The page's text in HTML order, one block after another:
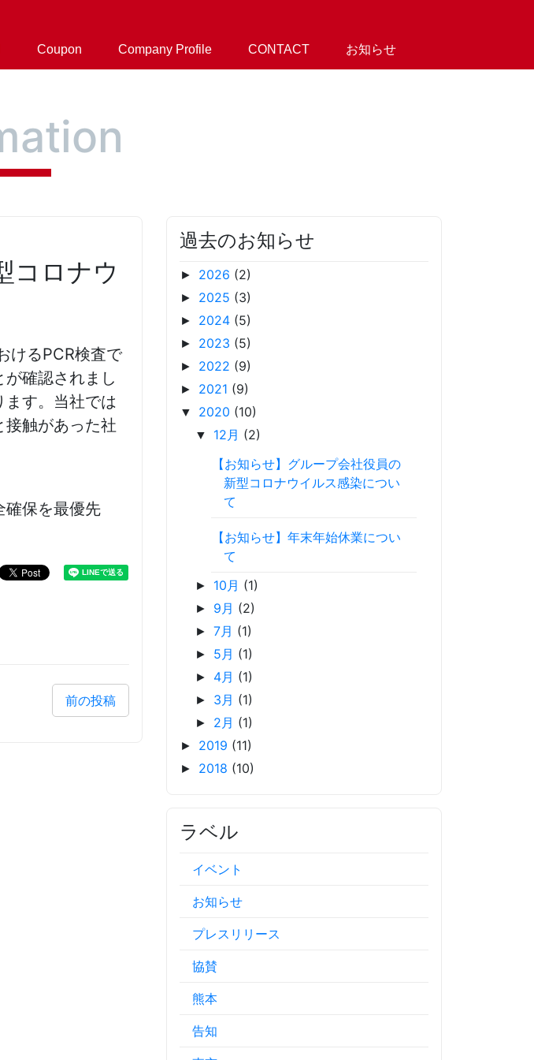
Coupon Company Profile CONTACT お知らせ
コロナウ
けるPCR検査で
が確認されまし
ます。当社では
触があった社
確保を最優先
前の投稿
過去のお知らせ
► 2026 (2)
► 2025 (3)
► 2024 (5)
► 2023 (5)
► 2022 (9)
► 2021 (9)
▼ 2020 (10)
▼ 12月 (2)
【お知らせ】グループ会社役員の
新型コロナウイルス感染につい
て
【お知らせ】年末年始休業につい
て
► 10月 (1)
► 9月 (2)
►7月 (1)
► 5月 (1)
► 4月 (1)
► 3月 (1)
► 2月 (1)
► 2019 (11)
► 2018 (10)
ラベル
イベント
お知らせ
プレスリリース
協賛
熊本
告知